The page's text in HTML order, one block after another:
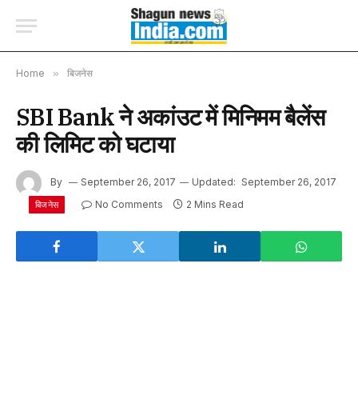
Home » बिजनेस
SBI Bank ने अकांउट में मिनिमम बैलेंस
की लिमिट को घटाया
By September 26, 2017 Updated: September 26, 2017
बिजनेस No Comments 2 Mins Read